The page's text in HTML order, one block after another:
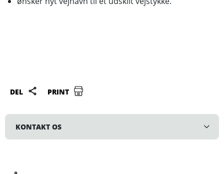
DEL PRINT
KONTAKT OS